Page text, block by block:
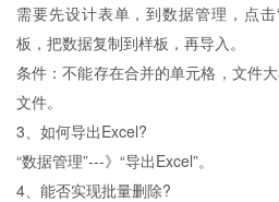
需要先设计表单，到数据管理，点
板，把数据复制到样板，再导入。
条件：不能存在合并的单元格，文件
文件。
3、如何导出Excel?
“数据管理”---》“导出Excel”。
4、能否实现批量删除?